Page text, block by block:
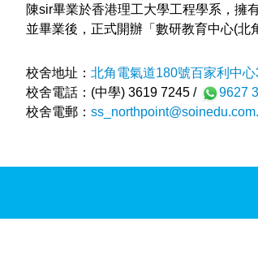
陳sir畢業於香港理工大學工程學系，擁
並畢業後，正式開辦「數研教育中心(北
校舍地址： 北角電氣道180號百家利中
校舍電話：(中學) 3619 7245 /
9627
校舍電郵：